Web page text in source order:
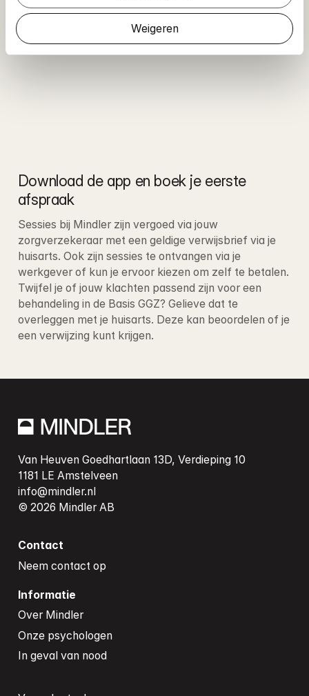
Weigeren
Download de app en boek je eerste
afspraak
Sessies bij Mindler zijn vergoed via jouw
zorgverzekeraar met een geldige verwijsbrief via je
huisarts. Ook zijn sessies te ontvangen via je
werkgever of kun je ervoor kiezen om zelf te betalen.
Twijfel je of jouw klachten passend zijn voor een
behandeling in de Basis GGZ? Gelieve dat te
overleggen met je huisarts. Deze kan beoordelen of je
een verwijzing kunt krijgen.
Van Heuven Goedhartlaan 13D, Verdieping 10
1181 LE Amstelveen
info@mindler.nl
Contact
Neem contact op
Informatie
Over Mindler
Onze psychologen
In geval van nood